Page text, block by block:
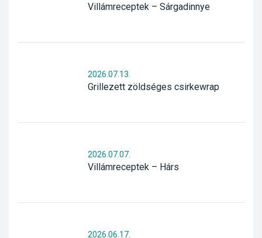
Villámreceptek – Sárgadinnye
Grillezett zöldséges csirkewrap
2026.07.13.
Villámreceptek – Hárs
2026.07.07.
2026.06.17.